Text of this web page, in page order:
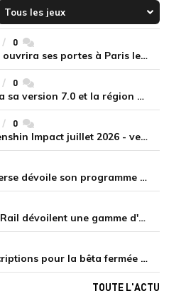
0commentaires
Le premier Genshin Café ouvrira ses portes à Paris le 14 août
0commentaires
Genshin Impact déploiera sa version 7.0 et la région de Snezhnaya le 12 août
0commentaires
Codes primo-gemmes Genshin Impact juillet 2026 - version 7.0
Gamescom 2026 : HoYoverse dévoile son programme et présente deux nouveaux jeux inédits
UGREEN et Honkai: Star Rail dévoilent une gamme d'accessoires de recharge en édition limitée
HoYoverse ouvre les inscriptions pour la bêta fermée de Honkai : Nexus Anima
TOUTE L'ACTU